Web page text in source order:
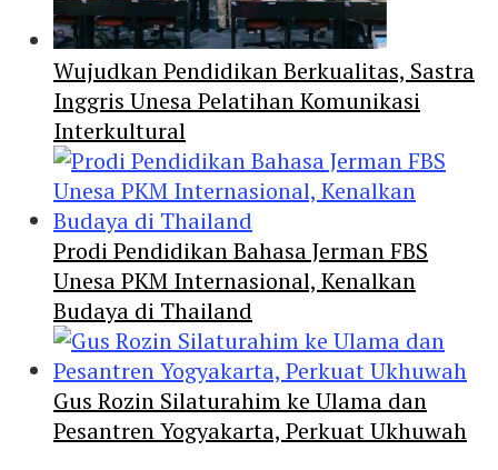
Wujudkan Pendidikan Berkualitas, Sastra
Inggris Unesa Pelatihan Komunikasi
Interkultural
Prodi Pendidikan Bahasa Jerman FBS
Unesa PKM Internasional, Kenalkan
Budaya di Thailand
Gus Rozin Silaturahim ke Ulama dan
Pesantren Yogyakarta, Perkuat Ukhuwah